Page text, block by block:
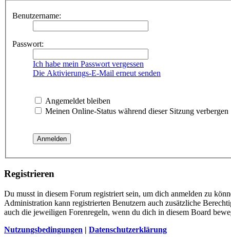
Benutzername:
Passwort:
Ich habe mein Passwort vergessen
Die Aktivierungs-E-Mail erneut senden
Angemeldet bleiben
Meinen Online-Status während dieser Sitzung verbergen
Registrieren
Du musst in diesem Forum registriert sein, um dich anmelden zu
Administration kann registrierten Benutzern auch zusätzliche
auch die jeweiligen Forenregeln, wenn du dich in diesem Board
Nutzungsbedingungen | Datenschutzerklärung